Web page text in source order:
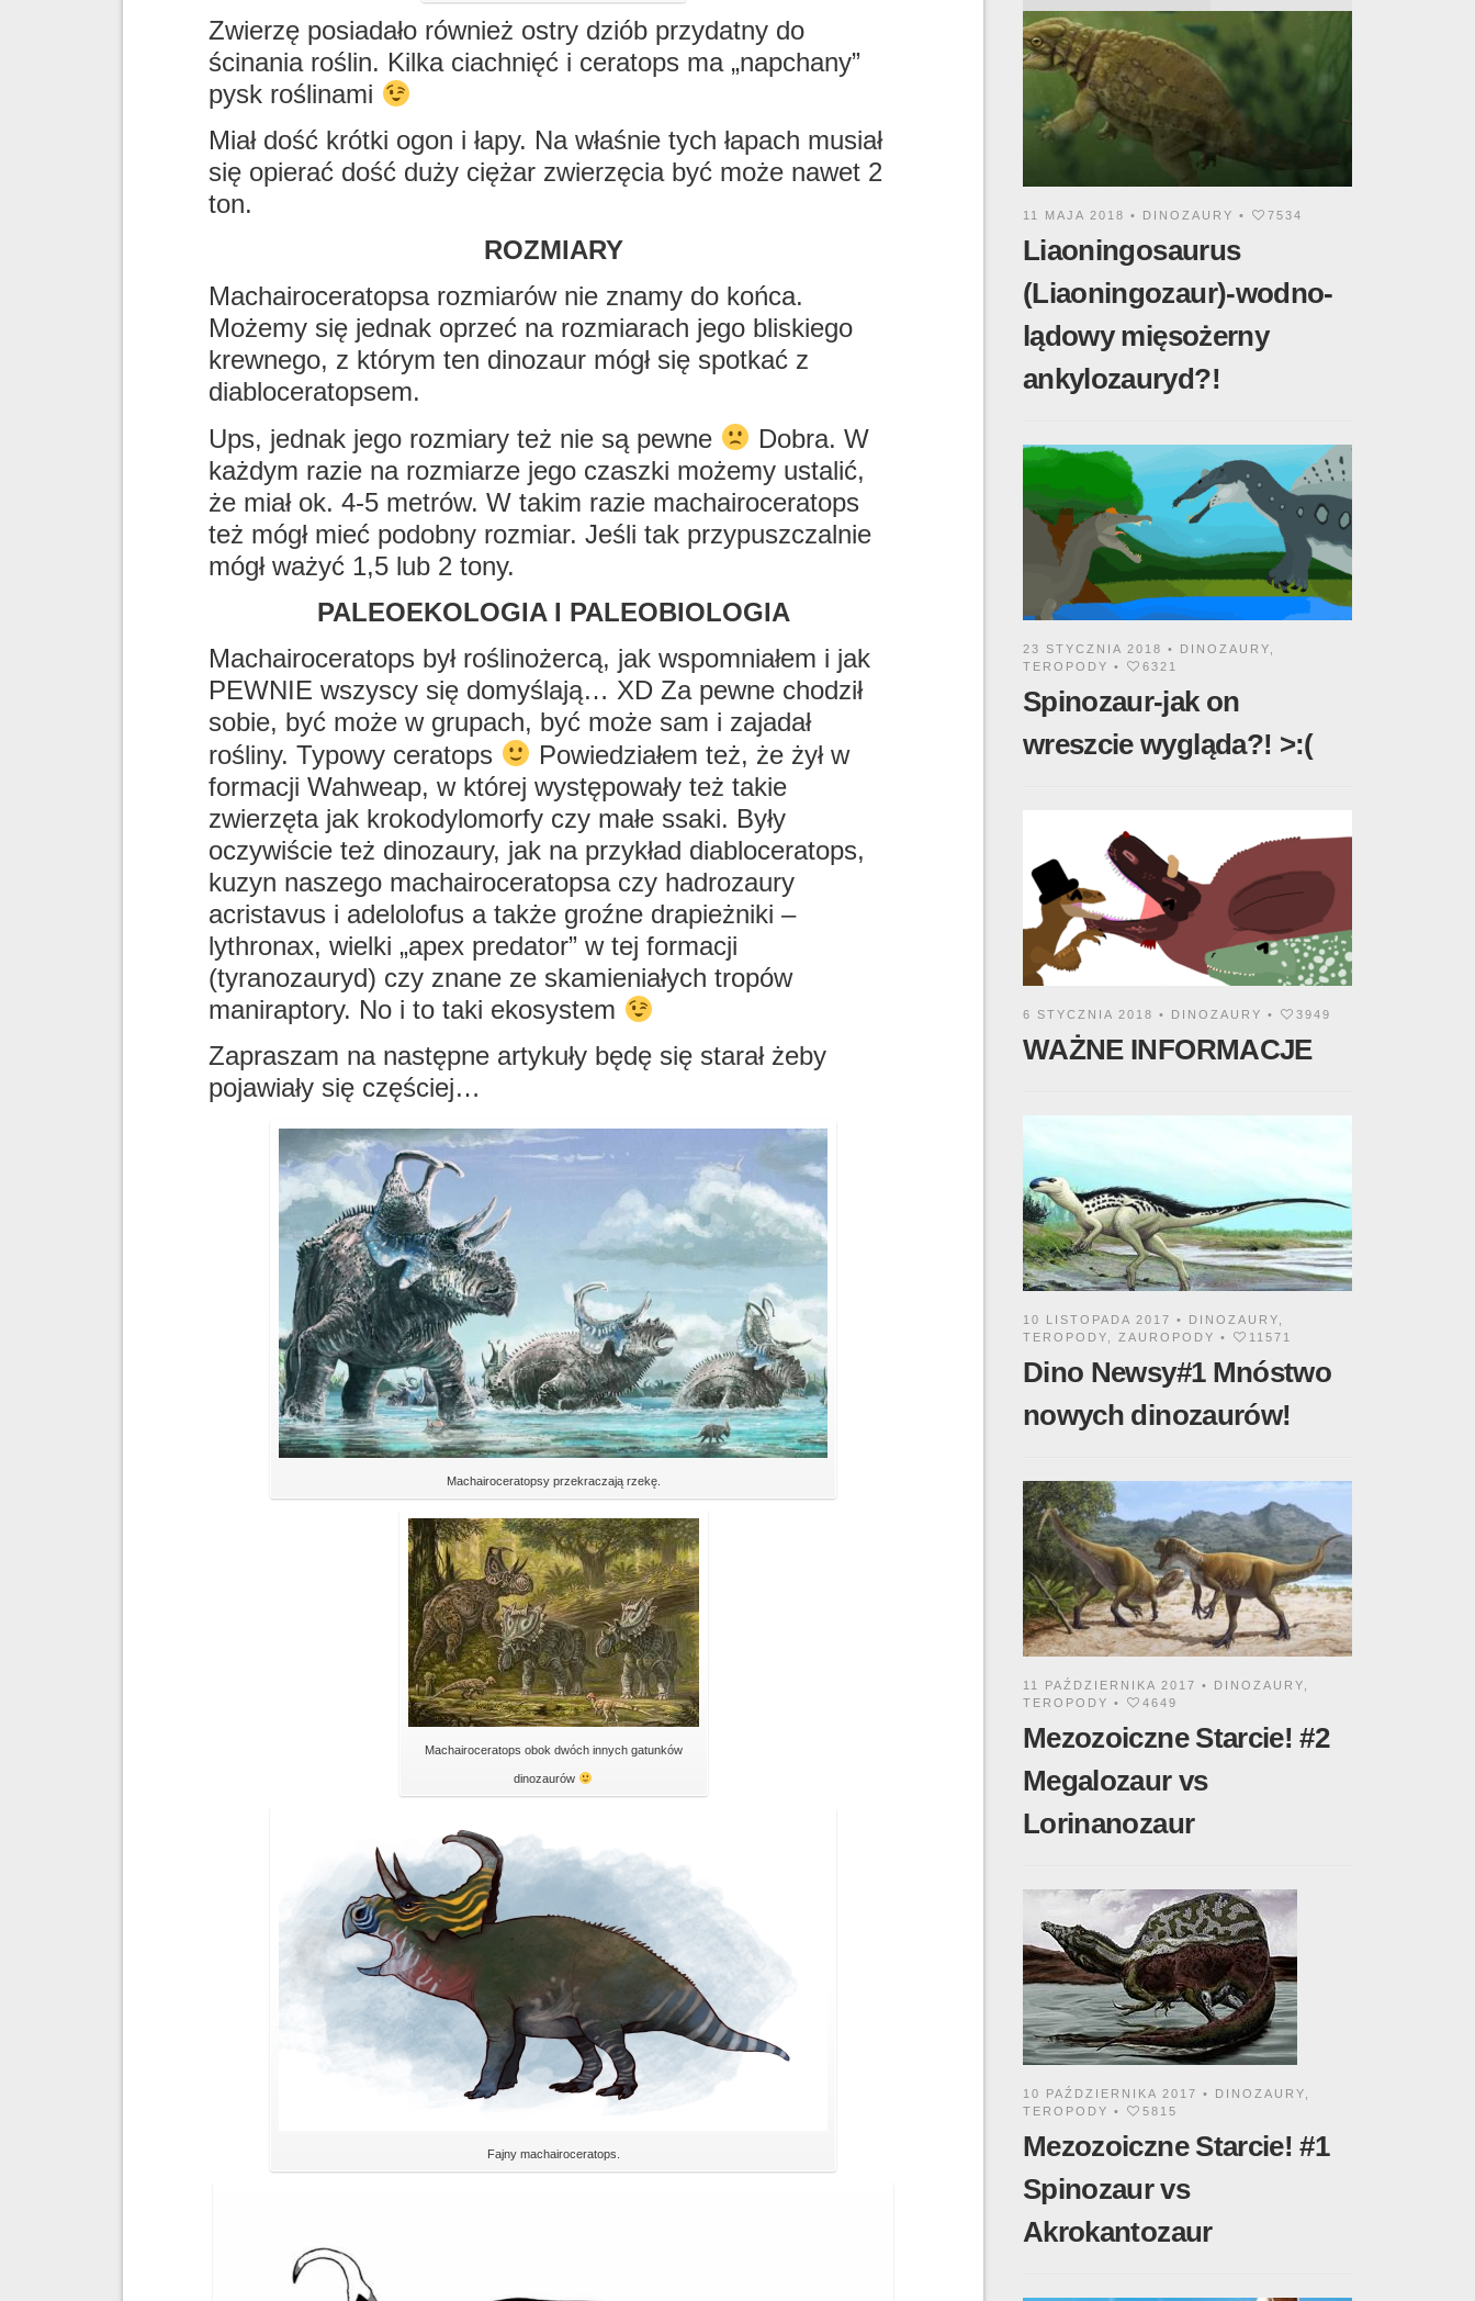
Zwierzę posiadało również ostry dziób przydatny do
ścinania roślin. Kilka ciachnięć i ceratops ma „napchany”
pysk roślinami
Miał dość krótki ogon i łapy. Na właśnie tych łapach musiał
się opierać dość duży ciężar zwierzęcia być może nawet 2
ton.
ROZMIARY
Machairoceratopsa rozmiarów nie znamy do końca.
Możemy się jednak oprzeć na rozmiarach jego bliskiego
krewnego, z którym ten dinozaur mógł się spotkać z
diabloceratopsem.
Ups, jednak jego rozmiary też nie są pewne
Dobra. W
każdym razie na rozmiarze jego czaszki możemy ustalić,
że miał ok. 4-5 metrów. W takim razie machairoceratops
też mógł mieć podobny rozmiar. Jeśli tak przypuszczalnie
mógł ważyć 1,5 lub 2 tony.
PALEOEKOLOGIA I PALEOBIOLOGIA
Machairoceratops był roślinożercą, jak wspomniałem i jak
PEWNIE wszyscy się domyślają… XD Za pewne chodził
sobie, być może w grupach, być może sam i zajadał
rośliny. Typowy ceratops
Powiedziałem też, że żył w
formacji Wahweap, w której występowały też takie
zwierzęta jak krokodylomorfy czy małe ssaki. Były
oczywiście też dinozaury, jak na przykład diabloceratops,
kuzyn naszego machairoceratopsa czy hadrozaury
acristavus i adelolofus a także groźne drapieżniki –
lythronax, wielki „apex predator” w tej formacji
(tyranozauryd) czy znane ze skamieniałych tropów
maniraptory. No i to taki ekosystem
Zapraszam na następne artykuły będę się starał żeby
pojawiały się częściej…
Machairoceratopsy przekraczają rzekę.
Machairoceratops obok dwóch innych gatunków
dinozaurów
Fajny machairoceratops.
11 MAJA 2018 • DINOZAURY • 7534
Liaoningosaurus
(Liaoningozaur)-wodno-
lądowy mięsożerny
ankylozauryd?!
23 STYCZNIA 2018 • DINOZAURY
TEROPODY • 6321
Spinozaur-jak on
wreszcie wygląda?! >:(
6 STYCZNIA 2018 • DINOZAURY • 3949
WAŻNE INFORMACJE
10 LISTOPADA 2017 • DINOZAURY
TEROPODY
ZAUROPODY • 11571
Dino Newsy#1 Mnóstwo
nowych dinozaurów!
11 PAŹDZIERNIKA 2017 • DINOZAURY
TEROPODY • 4649
Mezozoiczne Starcie! #2
Megalozaur vs
Lorinanozaur
10 PAŹDZIERNIKA 2017 • DINOZAURY
TEROPODY • 5815
Mezozoiczne Starcie! #1
Spinozaur vs
Akrokantozaur